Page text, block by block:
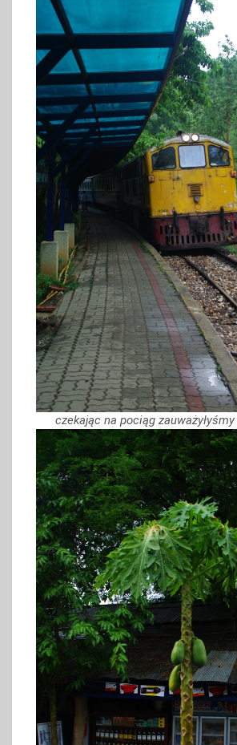
czekając na pociąg